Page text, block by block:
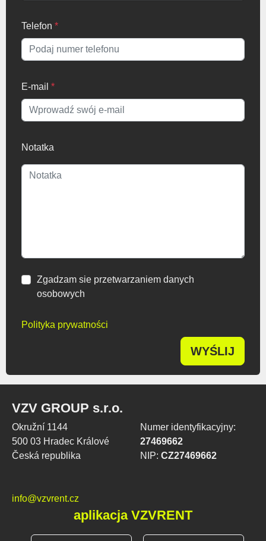
Telefon *
E-mail *
Notatka
Zgadzam sie przetwarzaniem danych
osobowych
Polityka prywatności
WYŚLIJ
VZV GROUP s.r.o.
Okružní 1144
500 03 Hradec Králové
Česká republika
Numer identyfikacyjny:
27469662
NIP: CZ27469662
info@vzvrent.cz
aplikacja VZVRENT